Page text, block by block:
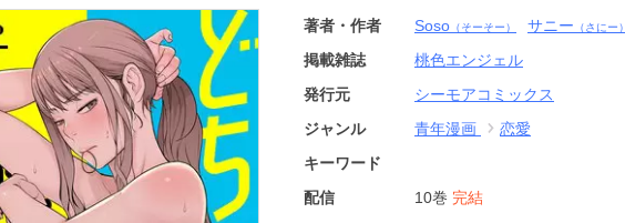
著者・作者 Soso （そーそー） サニー （さにー）
掲載雑誌
桃色エンジェル
発行元
シーモアコミックス
ジャンル
青年漫画
恋愛
キーワード
配信
10巻 完結